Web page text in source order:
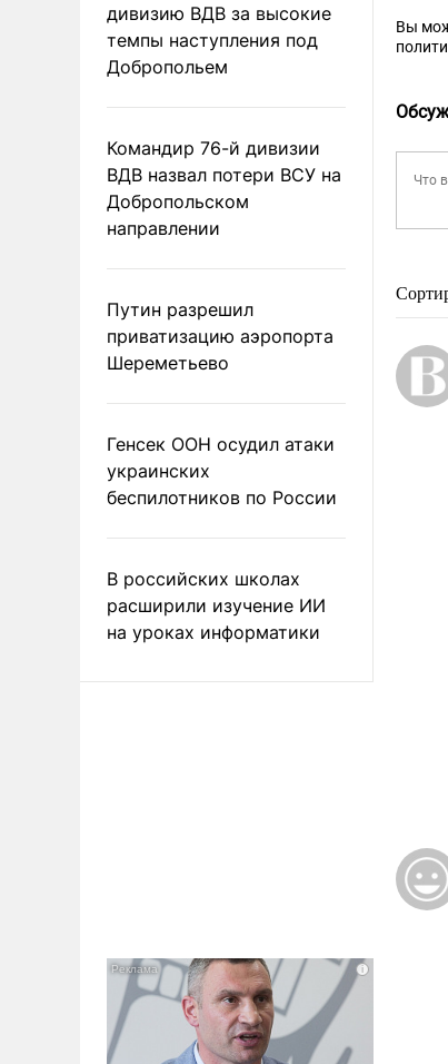
дивизию ВДВ за высокие
темпы наступления под
Добропольем
Командир 76-й дивизии
ВДВ назвал потери ВСУ на
Добропольском
направлении
Путин разрешил
приватизацию аэропорта
Шереметьево
Генсек ООН осудил атаки
украинских
беспилотников по России
В российских школах
расширили изучение ИИ
на уроках информатики
Вы